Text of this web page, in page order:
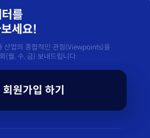
를
세요!
산업의 종합적인 관점(Viewpoints)을
(월, 수, 금) 보내드립니다.
회원가입 하기